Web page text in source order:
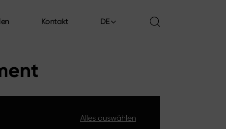
Kontakt
DE
Alles auswählen